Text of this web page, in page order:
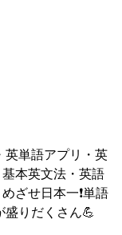
英単語アプリ・英
本英文法・英語
ざせ日本一❗単語
盛りだくさん💪